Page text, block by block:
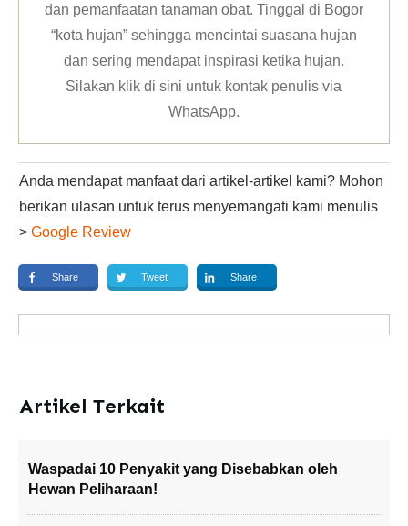
dan pemanfaatan tanaman obat. Tinggal di Bogor
“kota hujan” sehingga mencintai suasana hujan
dan sering mendapat inspirasi ketika hujan.
Silakan klikdi sini untuk kontak penulis via
WhatsApp.
Anda mendapat manfaat dari artikel-artikel kami? Mohon
berikan ulasan untuk terus menyemangati kami menulis
> Google Review
Share Tweet Share
Artikel Terkait
Waspadai 10 Penyakit yang Disebabkan oleh
Hewan Peliharaan!